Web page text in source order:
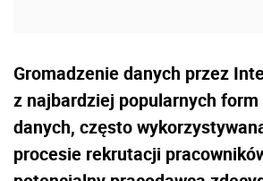
Gromadzenie danych przez
z najbardziej popularnych
danych, często
procesie rekrutacji